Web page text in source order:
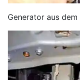
Generator aus